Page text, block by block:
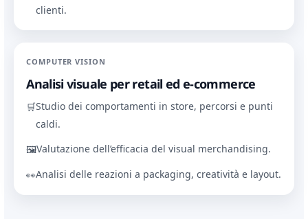
clienti.
COMPUTER VISION
Analisi visuale per retail ed e-commerce
🛒Studio dei comportamenti in store, percorsi e punti
caldi.
🖼Valutazione dell’efficacia del visual merchandising.
👀Analisi delle reazioni a packaging, creatività e layout.